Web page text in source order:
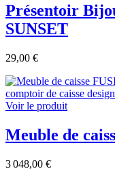
Présentoir
SUNSET
29,00 €
Voir le produit
Meuble de
3 048,00 €